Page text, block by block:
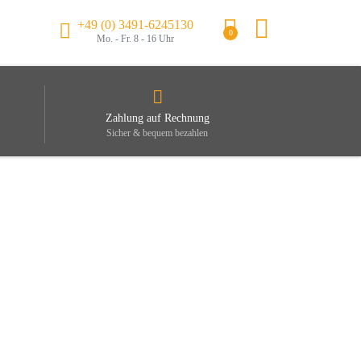
+49 (0) 3491-6245130
Mo. - Fr. 8 - 16 Uhr
0
Zahlung auf Rechnung
Sicher & bequem bezahlen